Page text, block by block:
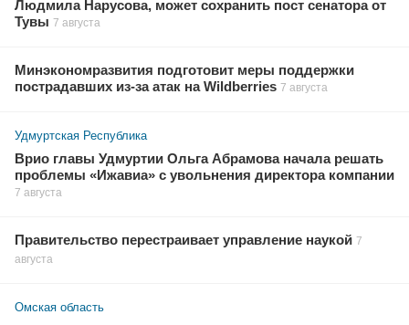
Людмила Нарусова, может сохранить пост сенатора от
Тувы 7 августа
Минэкономразвития подготовит меры поддержки
пострадавших из-за атак на Wildberries 7 августа
Удмуртская Республика
Врио главы Удмуртии Ольга Абрамова начала решать
проблемы «Ижавиа» с увольнения директора компании
7 августа
Правительство перестраивает управление наукой 7
августа
Омская область